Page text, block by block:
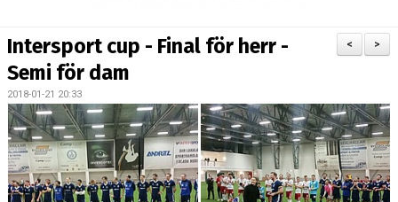
VÅRA LAG
SPONSORER
FÖRENINGSDOMARE
DOKUMENT
>
<
Intersport cup - Final för herr -
Semi för dam
2018-01-21 20:33